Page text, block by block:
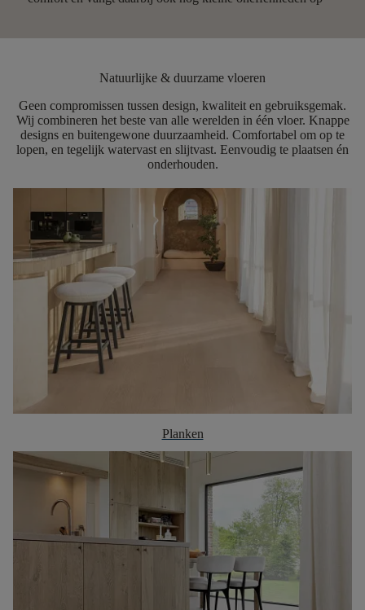
Natuurlijke & duurzame vloeren
Geen compromissen tussen design, kwaliteit en gebruiksgemak.
Wij combineren het beste van alle werelden in één vloer. Knappe
designs en buitengewone duurzaamheid. Comfortabel om op te
lopen, en tegelijk watervast en slijtvast. Eenvoudig te plaatsen én
onderhouden.
Planken